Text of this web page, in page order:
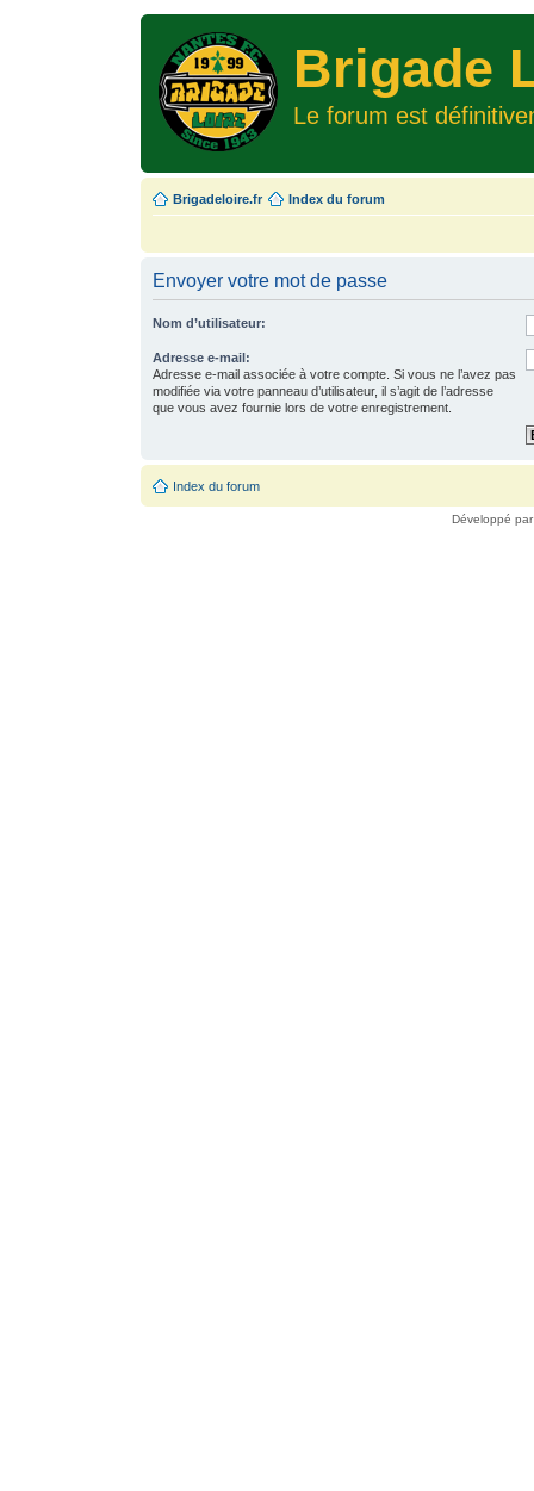
Brigade
Le forum est
Brigadeloire.fr Index du forum
Envoyer votre mot de passe
Nom d’utilisateur:
Adresse e-mail:
Adresse e-mail associée à votre compte. Si vous ne l’avez pas
modifiée via votre panneau d’utilisateur, il s’agit de l’adresse
que vous avez fournie lors de votre enregistrement.
Index du forum
Développé